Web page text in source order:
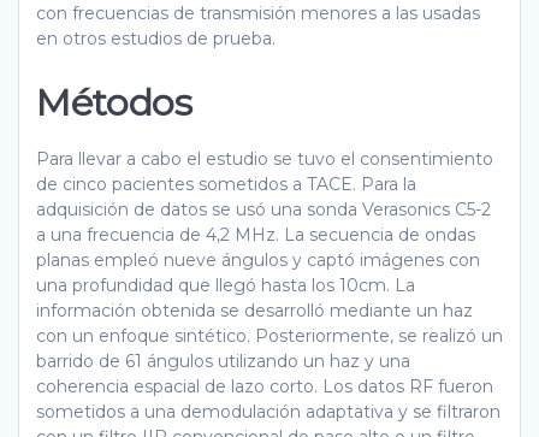
con frecuencias de transmisión menores a las usadas
en otros estudios de prueba.
Métodos
Para llevar a cabo el estudio se tuvo el consentimiento
de cinco pacientes sometidos a TACE. Para la
adquisición de datos se usó una sonda Verasonics C5-2
a una frecuencia de 4,2 MHz. La secuencia de ondas
planas empleó nueve ángulos y captó imágenes con
una profundidad que llegó hasta los 10cm. La
información obtenida se desarrolló mediante un haz
con un enfoque sintético. Posteriormente, se realizó un
barrido de 61 ángulos utilizando un haz y una
coherencia espacial de lazo corto. Los datos RF fueron
sometidos a una demodulación adaptativa y se filtraron